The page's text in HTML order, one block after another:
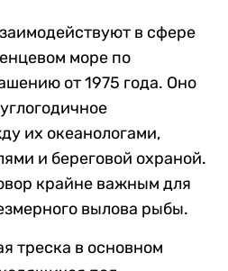
в сфере
море по
от 1975 года. Оно
их океанологами,
и береговой охраной.
крайне важным для
вылова рыбы.
треска в основном